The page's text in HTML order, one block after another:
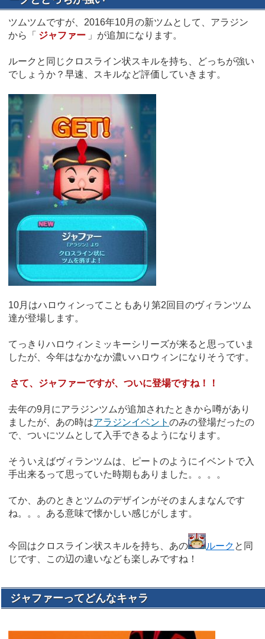
ツムツムですが、2016年10月の新ツムとして、アラジン
から「 ジャファー 」が追加になります。
ルークと同じクロスライン状スキルを持ち、どっちが強い
でしょうか？早速、スキルなど評価していきます。
10月はハロウィンってこともあり第2回目のヴィランツム
達が登場します。
てっきりハロウィンミッキーシリーズが来ると思っていま
したが、今年はなかなか濃いハロウィンになりそうです。
さて、ジャファーですが、ついに登場ですね！！
去年の9月にアラジンツムが追加されたときから噂があり
ましたが、あの時はアラジンイベント のみの登場だったの
で、ついにツムとして入手できるようになります。
そういえばヴィランツムは、ピートのようにイベントで入
手出来るって思っていた時期もありました。。。。
てか、あのときとツムのデザインがそのまんまなんです
ね。。。ある意味で懐かしい感じがします。
今回はクロスライン状スキルを持ち、あの ルーク と同
じです、この辺の違いなども楽しみですね！
ジャファーってどんなキャラ